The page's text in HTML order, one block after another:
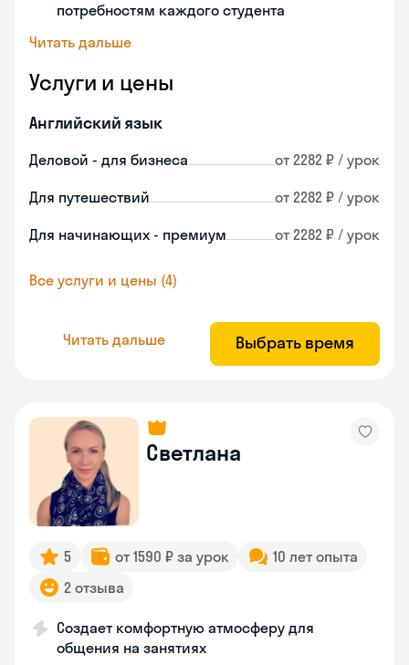
потребностям каждого студента
Читать дальше
Услуги и цены
Английский язык
Деловой - для бизнеса от 2282 ₽ / урок
Для путешествий от 2282 ₽ / урок
Для начинающих - премиум от 2282 ₽ / урок
Все услуги и цены (4)
Читать дальше Выбрать время
Светлана
5 от 1590 ₽ за урок
10 лет опыта
2 отзыва
Создает комфортную атмосферу для
общения на занятиях